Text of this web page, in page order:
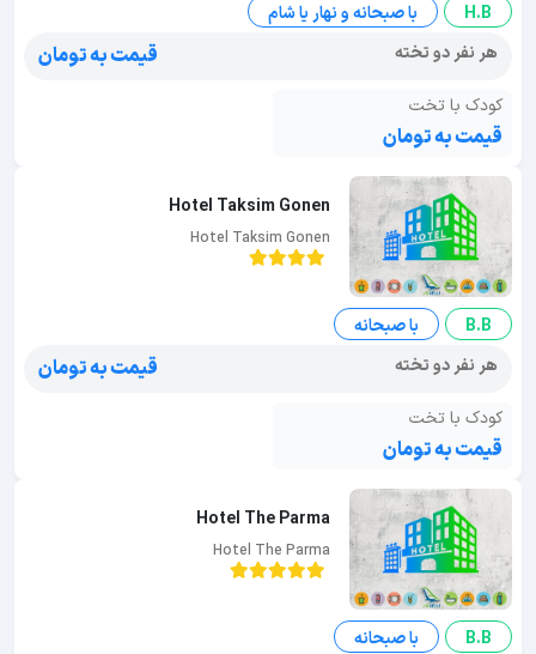
H.B
با صبحانه و نهار یا شام
هر نفر دو تخته
قیمت به تومان
کودک با تخت
قیمت به تومان
Hotel Taksim Gonen
Hotel Taksim Gonen
B.B
با صبحانه
هر نفر دو تخته
قیمت به تومان
کودک با تخت
قیمت به تومان
Hotel The Parma
Hotel The Parma
B.B
با صبحانه